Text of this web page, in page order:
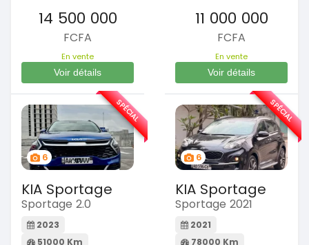
14 500 000
FCFA
En vente
Voir détails
11 000 000
FCFA
En vente
Voir détails
6
KIA Sportage
Sportage 2.0
2023
51000 Km
SPÉCIAL
6
KIA Sportage
Sportage 2021
2021
78000 Km
SPÉCIAL